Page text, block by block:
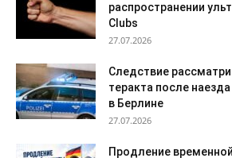
распространении
Clubs
27.07.2026
Следствие
теракта после
в Берлине
27.07.2026
Продление